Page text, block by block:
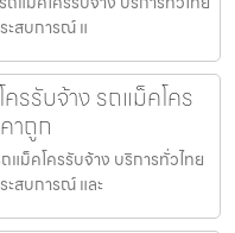
ะสบการณ์ แ
ครรับจ้าง รถแม็คโคร
าถูก
ถแม็คโครรับจ้าง บริการทั่วไทย
ะสบการณ์ และ